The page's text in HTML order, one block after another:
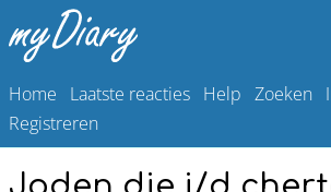
Home Laatste reacties Help Zoeken
Registreren